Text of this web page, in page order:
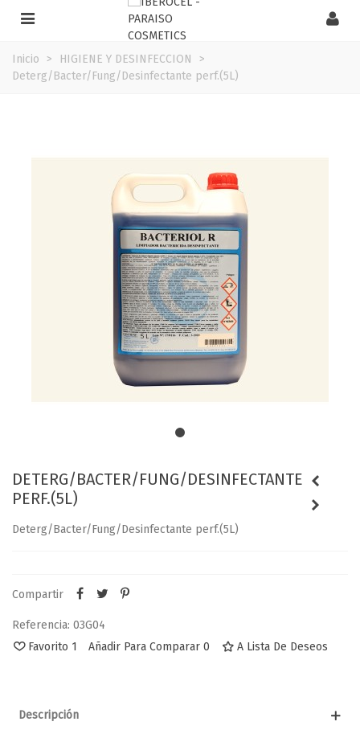
Inicio > HIGIENE Y DESINFECCION
>
Deterg/Bacter/Fung/Desinfectante perf.(5L)
DETERG/BACTER/FUNG/DESINFECTANTE
PERF.(5L)
Deterg/Bacter/Fung/Desinfectante perf.(5L)
Compartir
Referencia: 03G04
Favorito 1 Añadir Para Comparar 0 A Lista De Deseos
Descripción